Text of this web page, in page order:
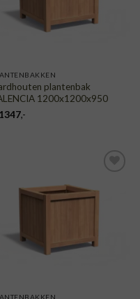
plantenbak
1200x1200x950
,-
TOEVOEGEN
AAN